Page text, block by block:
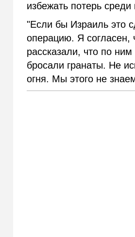
избежать потерь среди
"Если бы Израиль это
операцию. Я
рассказали, что по
бросали гранаты. Не
огня. Мы этого не